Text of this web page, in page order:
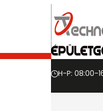
6724
+36-20-
info@t-
H-P: 08:00-